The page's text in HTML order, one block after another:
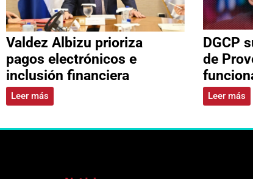
Valdez Albizu prioriza
pagos electrónicos e
inclusión financiera
Leer más
DGCP
de
Leer más